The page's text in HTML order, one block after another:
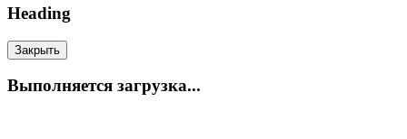
Heading
Закрыть
Выполняется загрузка...